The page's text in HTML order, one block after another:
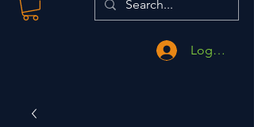
Logga in